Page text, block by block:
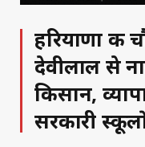
हरियाणा की
देवीलाल से
किसान,
सरकारी